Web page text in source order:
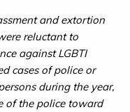
and extortion
reluctant to
against LGBTI
cases of police or
during the year,
of the police toward